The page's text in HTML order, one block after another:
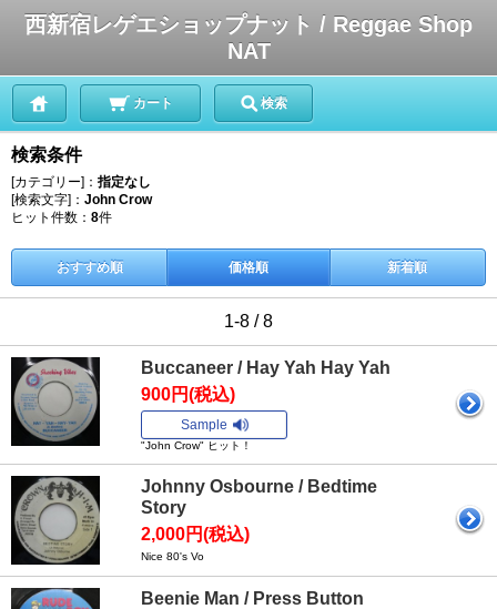
西新宿レゲエショップナット / Reggae Shop
NAT
カート 検索
検索条件
[カテゴリー]： 指定なし
[検索文字]： John Crow
ヒット件数： 8件
おすすめ順 価格順 新着順
1-8 / 8
Buccaneer / Hay Yah Hay Yah
900円(税込)
Sample
"John Crow" ヒット！
Johnny Osbourne / Bedtime
Story
2,000円(税込)
Nice 80's Vo
Beenie Man / Press Button